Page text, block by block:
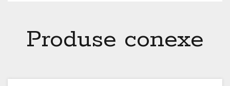
Produse conexe